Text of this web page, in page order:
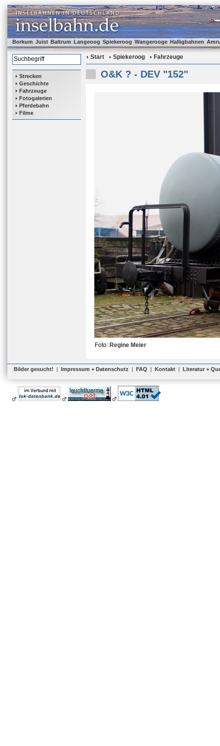
Borkum Juist Baltrum Langeoog Spiekeroog Wangerooge Halligbahnen
Strecken
Geschichte
Fahrzeuge
Fotogalerien
Pferdebahn
Filme
Start Spiekeroog Fahrzeuge
O&K ? - DEV "152"
Foto: Regine Meier
Bilder gesucht! | Impressum + Datenschutz | FAQ | Kontakt | Literatur +